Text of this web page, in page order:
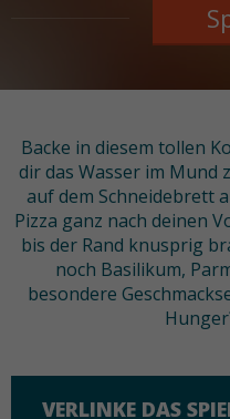
Backe in diesem tollen
dir das Wasser im Mund
auf dem Schneidebrett
Pizza ganz nach deinen
bis der Rand knusprig
noch Basilikum,
besondere
VERLINKE DAS